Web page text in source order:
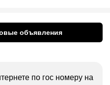
объявления
по гос номеру на